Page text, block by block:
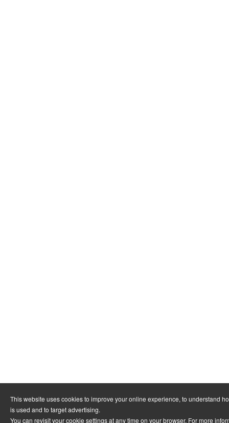
This website uses cookies to improve your online experience, to understand
is used and to target advertising.
You can revisit your cookie settings at any time on your browser. For more